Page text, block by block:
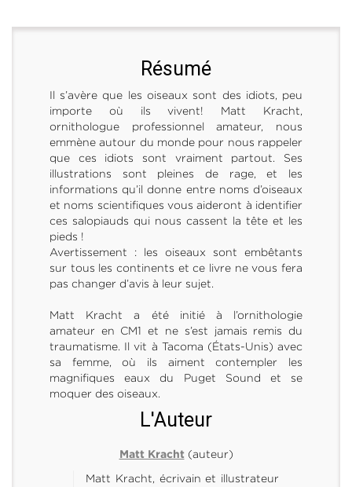
Résumé
Il s’avère que les oiseaux sont des idiots, peu
importe où ils vivent! Matt Kracht,
ornithologue professionnel amateur, nous
emmène autour du monde pour nous rappeler
que ces idiots sont vraiment partout. Ses
illustrations sont pleines de rage, et les
informations qu’il donne entre noms d’oiseaux
et noms scientifiques vous aideront à identifier
ces salopiauds qui nous cassent la tête et les
pieds !
Avertissement : les oiseaux sont embêtants
sur tous les continents et ce livre ne vous fera
pas changer d’avis à leur sujet.
Matt Kracht a été initié à l’ornithologie
amateur en CM1 et ne s’est jamais remis du
traumatisme. Il vit à Tacoma (États-Unis) avec
sa femme, où ils aiment contempler les
magnifiques eaux du Puget Sound et se
moquer des oiseaux.
L'Auteur
Matt Kracht (auteur)
Matt Kracht, écrivain et illustrateur